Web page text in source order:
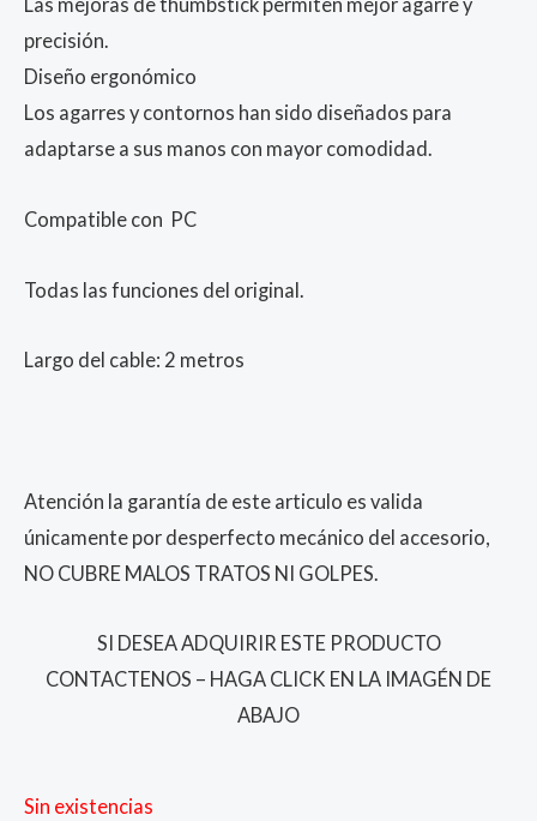
precisión.
Diseño ergonómico
Los agarres y contornos han sido diseñados para
adaptarse a sus manos con mayor comodidad.
Compatible con PC
Todas las funciones del original.
Largo del cable: 2 metros
Atención la garantía de este articulo es valida
únicamente por desperfecto mecánico del accesorio,
NO CUBRE MALOS TRATOS NI GOLPES.
SI DESEA ADQUIRIR ESTE PRODUCTO
CONTACTENOS – HAGA CLICK EN LA IMAGÉN DE
ABAJO
Sin existencias